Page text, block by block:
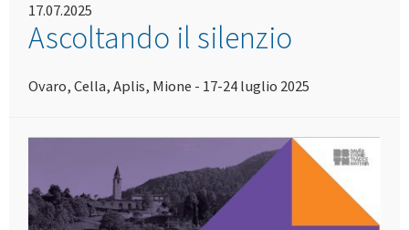
17.07.2025
Ascoltando il silenzio
Ovaro, Cella, Aplis, Mione - 17-24 luglio 2025